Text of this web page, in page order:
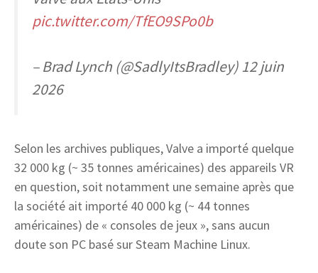
pic.twitter.com/TfEO9SPo0b
– Brad Lynch (@SadlyItsBradley) 12 juin
2026
Selon les archives publiques, Valve a importé quelque
32 000 kg (~ 35 tonnes américaines) des appareils VR
en question, soit notamment une semaine après que
la société ait importé 40 000 kg (~ 44 tonnes
américaines) de « consoles de jeux », sans aucun
doute son PC basé sur Steam Machine Linux.